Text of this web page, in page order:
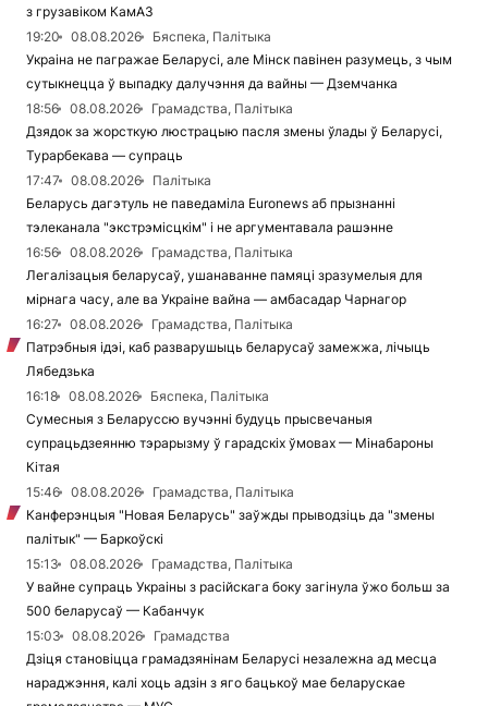
з грузавіком КамАЗ
19:20
08.08.2026
Бяспека, Палітыка
Украіна не пагражае Беларусі, але Мінск павінен разумець, з чым
сутыкнецца ў выпадку далучэння да вайны — Дземчанка
18:56
08.08.2026
Грамадства, Палітыка
Дзядок за жорсткую люстрацыю пасля змены ўлады ў Беларусі,
Турарбекава — супраць
17:47
08.08.2026
Палітыка
Беларусь дагэтуль не паведаміла Euronews аб прызнанні
тэлеканала "экстрэмісцкім" і не аргументавала рашэнне
16:56
08.08.2026
Грамадства, Палітыка
Легалізацыя беларусаў, ушанаванне памяці зразумелыя для
мірнага часу, але ва Украіне вайна — амбасадар Чарнагор
16:27
08.08.2026
Грамадства, Палітыка
Патрэбныя ідэі, каб разварушыць беларусаў замежжа, лічыць
Лябедзька
16:18
08.08.2026
Бяспека, Палітыка
Сумесныя з Беларуссю вучэнні будуць прысвечаныя
супрацьдзеянню тэрарызму ў гарадскіх ўмовах — Мінабароны
Кітая
15:46
08.08.2026
Грамадства, Палітыка
Канферэнцыя "Новая Беларусь" заўжды прыводзіць да "змены
палітык" — Баркоўскі
15:13
08.08.2026
Грамадства, Палітыка
У вайне супраць Украіны з расійскага боку загінула ўжо больш за
500 беларусаў — Кабанчук
15:03
08.08.2026
Грамадства
Дзіця становіцца грамадзянінам Беларусі незалежна ад месца
нараджэння, калі хоць адзін з яго бацькоў мае беларускае